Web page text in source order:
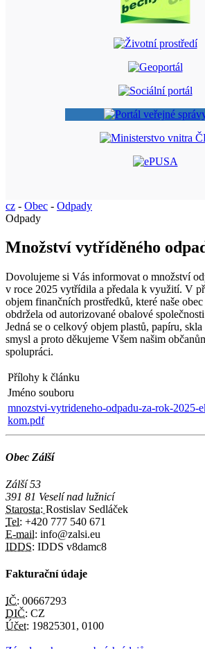
cz - Obec - Odpady
Odpady
Množství vytříděného
Dovolujeme si Vás informovat o množství
v roce 2025 vytřídila a předala k využití. V
objem finančních prostředků, které naše
obdržela od autorizované obalové
Jedná se o celkový objem plastů, papíru,
smysl a proto děkujeme Všem našim
spolupráci.
Přílohy k článku
Jméno souboru
mnozstvi-vytrideneho-odpadu-za-rok-2025-
kom.pdf
Obec Zálší
Zálší 53
391 81 Veselí nad lužnicí
Starosta: Rostislav Sedláček
Tel: +420 777 540 671
E-mail: info@zalsi.eu
IDDS: IDDS v8damc8
Fakturační údaje
IČ: 00667293
DIČ: CZ
Účet: 19825301, 0100